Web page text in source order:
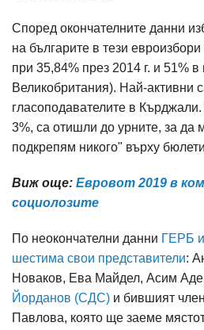
Според окончателните данни
на българите в тези
при 35,84% през 2014 г. и 51%
Великобритания). Най-активни
гласоподавателите в
3%, са отишли до урните, за да
подкрепям никого" върху
Виж още: Евровот 2019 в
социолозите
По неокончателни данни ГЕРБ
шестима свои представители:
Новаков, Ева Майдел, Асим
Йорданов (СДС) и бившият
Павлова, която ще заеме